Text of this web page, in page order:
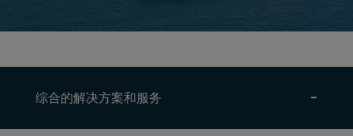
综合的解决方案和服务